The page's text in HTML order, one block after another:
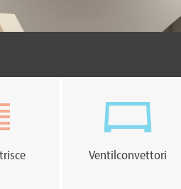
Ventilconvettori